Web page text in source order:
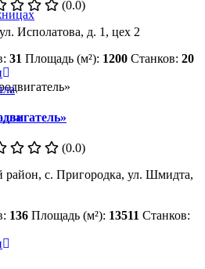
(0.0)
Исполатова, д. 1, цех 2
31 Площадь (м²): 1200 Станков: 20
(0.0)
район, с. Пригородка, ул. Шмидта,
136 Площадь (м²): 13511 Станков: